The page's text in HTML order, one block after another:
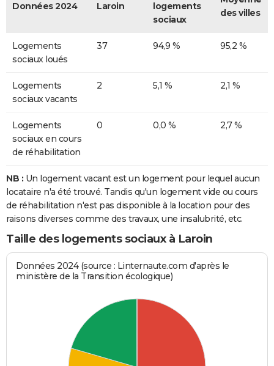
Données 2024 Laroin
logements
sociaux
des villes
Logements
sociaux loués
37 94,9 % 95,2 %
Logements
sociaux vacants
2 5,1 % 2,1 %
Logements
sociaux en cours
de réhabilitation
0 0,0 % 2,7 %
NB : Un logement vacant est un logement pour lequel aucun
locataire n'a été trouvé. Tandis qu'un logement vide ou cours
de réhabilitation n'est pas disponible à la location pour des
raisons diverses comme des travaux, une insalubrité, etc.
Taille des logements sociaux à Laroin
Données 2024 (source : Linternaute.com d'après le
ministère de la Transition écologique)